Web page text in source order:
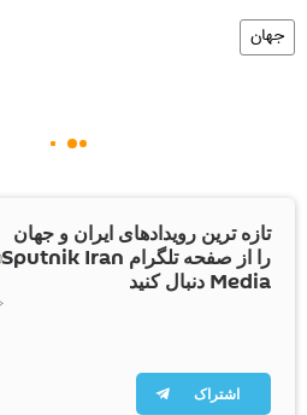
جهان
تازه ترین رویدادهای ایران و جهان
را از صفحه تلگرام Sputnik Iran
Media دنبال کنید
اشتراک